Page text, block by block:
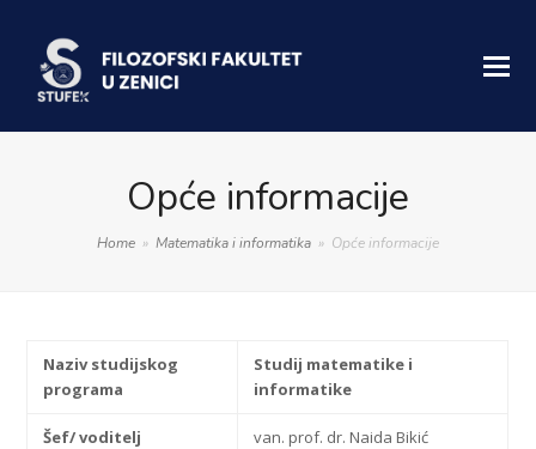
Opće informacije
Home » Matematika i informatika » Opće informacije
Naziv studijskog
programa
Studij matematike i
informatike
Šef/ voditelj
van. prof. dr. Naida Bikić